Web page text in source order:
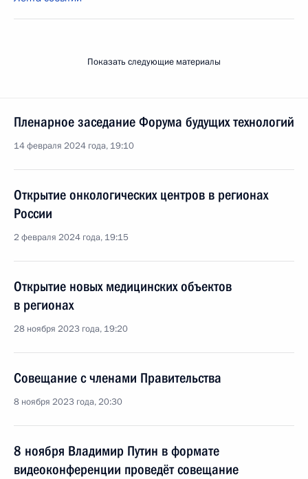
Показать следующие материалы
Пленарное заседание Форума будущих технологий
14 февраля 2024 года, 19:10
Открытие онкологических центров в регионах
России
2 февраля 2024 года, 19:15
Открытие новых медицинских объектов
в регионах
28 ноября 2023 года, 19:20
Совещание с членами Правительства
8 ноября 2023 года, 20:30
8 ноября Владимир Путин в формате
видеоконференции проведёт совещание